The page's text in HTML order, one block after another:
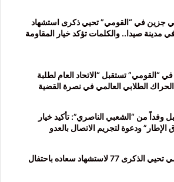
جزين في “القومي” تحيي ذكرى استشهاد
مدينة صيدا.. والكلمات تؤكد خيار المقاومة
“القومي” تستقبل “الاتحاد العام لطلبة
الطلابي العالمي في نصرة القضية
وفداً من “الشعبي الناصري”: تأكيد خيار
ودعوة لتجريم الاتصال بالعدو
منفذية عكار في القومي تحيي الذكرى 77 لاستشهاد سعاده باحتفال